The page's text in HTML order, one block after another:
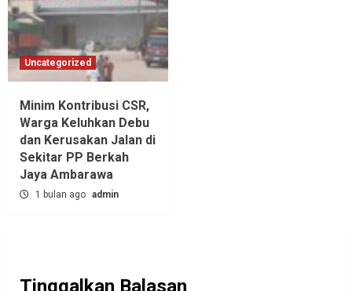
Uncategorized
Minim Kontribusi CSR,
Warga Keluhkan Debu
dan Kerusakan Jalan di
Sekitar PP Berkah
Jaya Ambarawa‎
1 bulan ago admin
Tinggalkan Balasan